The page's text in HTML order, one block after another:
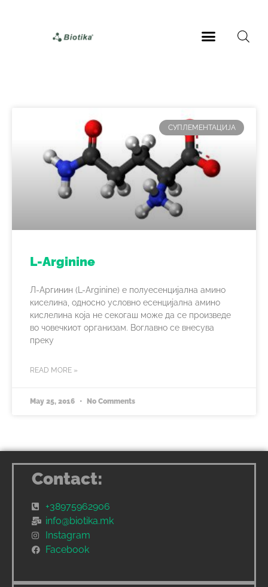
СУПЛЕМЕНТАЦИЈА
L-Arginine
Л-Аргинин (L-Arginine) e полуесенцијална амино
киселина, односно условно есенцијална амино
кислелина која не секогаш може да се произведе
во човечкиот организам. Воглавно се внесува
преку
READ MORE »
May 25, 2016 No Comments
Contact:
+38975962906
info@biotika.mk
Instagram
Facebook